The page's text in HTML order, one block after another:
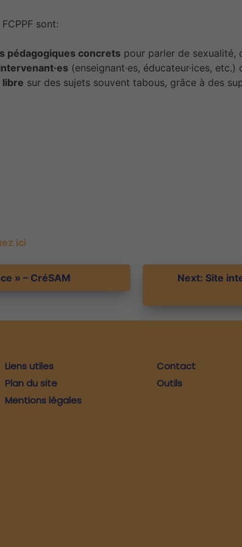
sont:
pédagogiques concrets pour parler de sexualité,
(enseignant·es, éducateur·ices,
libre sur des sujets souvent tabous, grâce à des
ici
» – CréSAM Next: Site
Liens utiles
Plan du site
Mentions légales
Contact
Outils